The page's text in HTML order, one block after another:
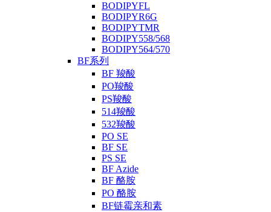
BODIPYFL
BODIPYR6G
BODIPYTMR
BODIPY558/568
BODIPY564/570
BF系列
BF 羧酸
PO羧酸
PS羧酸
514羧酸
532羧酸
PO SE
BF SE
PS SE
BF Azide
BF 酪胺
PO 酪胺
BF链霉亲和素